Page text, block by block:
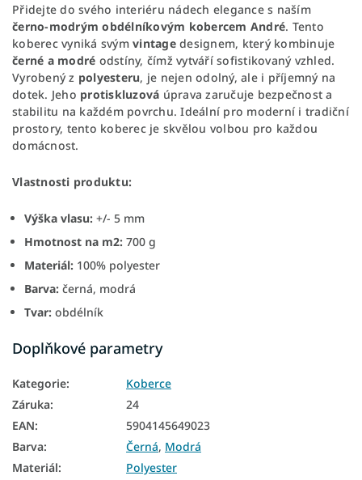
Přidejte do svého interiéru nádech elegance s naším
černo-modrým obdélníkovým kobercem André. Tento
koberec vyniká svým vintagedesignem, který kombinuje
černé a modré odstíny, čímž vytváří sofistikovaný vzhled.
Vyrobený z polyesteru, je nejen odolný, ale i příjemný na
dotek. Jeho protiskluzová úprava zaručuje bezpečnost a
stabilitu na každém povrchu. Ideální pro moderní i tradiční
prostory, tento koberec je skvělou volbou pro každou
domácnost.
Vlastnosti produktu:
Výška vlasu: +/- 5 mm
Hmotnost na m2: 700 g
Materiál: 100% polyester
Barva: černá, modrá
Tvar: obdélník
Doplňkové parametry
Kategorie:
Koberce
Záruka:
24
EAN:
5904145649023
Barva: Černá, Modrá
Materiál: Polyester